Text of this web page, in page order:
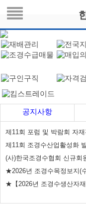
공지사항
제11회 포럼 및 박람회 자
제11회 조경수산업활성화
(사)한국조경수협회 신규회
★2026년 조경수목정보지(
★【2026년 조경수생산자